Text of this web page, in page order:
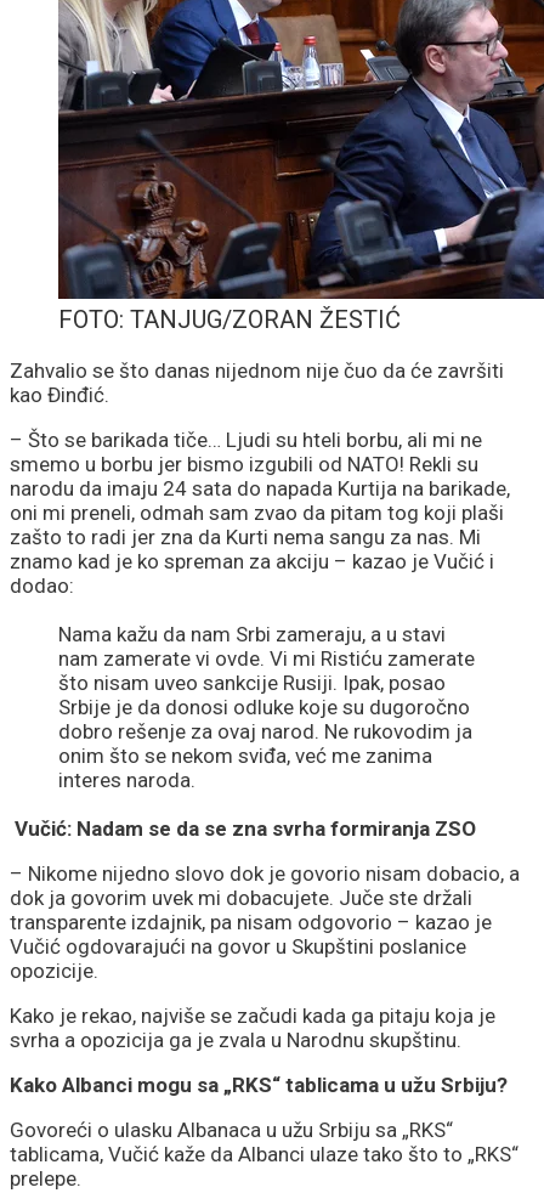
FOTO: TANJUG/ZORAN ŽESTIĆ
Zahvalio se što danas nijednom nije čuo da će završiti
kao Đinđić.
– Što se barikada tiče… Ljudi su hteli borbu, ali mi ne
smemo u borbu jer bismo izgubili od NATO! Rekli su
narodu da imaju 24 sata do napada Kurtija na barikade,
oni mi preneli, odmah sam zvao da pitam tog koji plaši
zašto to radi jer zna da Kurti nema sangu za nas. Mi
znamo kad je ko spreman za akciju – kazao je Vučić i
dodao:
Nama kažu da nam Srbi zameraju, a u stavi
nam zamerate vi ovde. Vi mi Ristiću zamerate
što nisam uveo sankcije Rusiji. Ipak, posao
Srbije je da donosi odluke koje su dugoročno
dobro rešenje za ovaj narod. Ne rukovodim ja
onim što se nekom sviđa, već me zanima
interes naroda.
Vučić: Nadam se da se zna svrha formiranja ZSO
– Nikome nijedno slovo dok je govorio nisam dobacio, a
dok ja govorim uvek mi dobacujete. Juče ste držali
transparente izdajnik, pa nisam odgovorio – kazao je
Vučić ogdovarajući na govor u Skupštini poslanice
opozicije.
Kako je rekao, najviše se začudi kada ga pitaju koja je
svrha a opozicija ga je zvala u Narodnu skupštinu.
Kako Albanci mogu sa „RKS“ tablicama u užu Srbiju?
Govoreći o ulasku Albanaca u užu Srbiju sa „RKS“
tablicama, Vučić kaže da Albanci ulaze tako što to „RKS“
prelepe.